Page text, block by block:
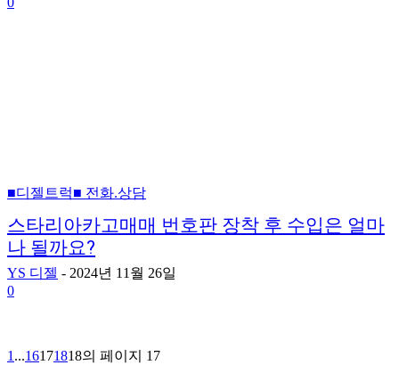
■디젤트럭■ 전화.상담
스타리아카고매매 번호판 장착 후 수입은 얼마
나 될까요?
YS 디젤 - 2024년 11월 26일
0
1 ...16171818의 페이지 17